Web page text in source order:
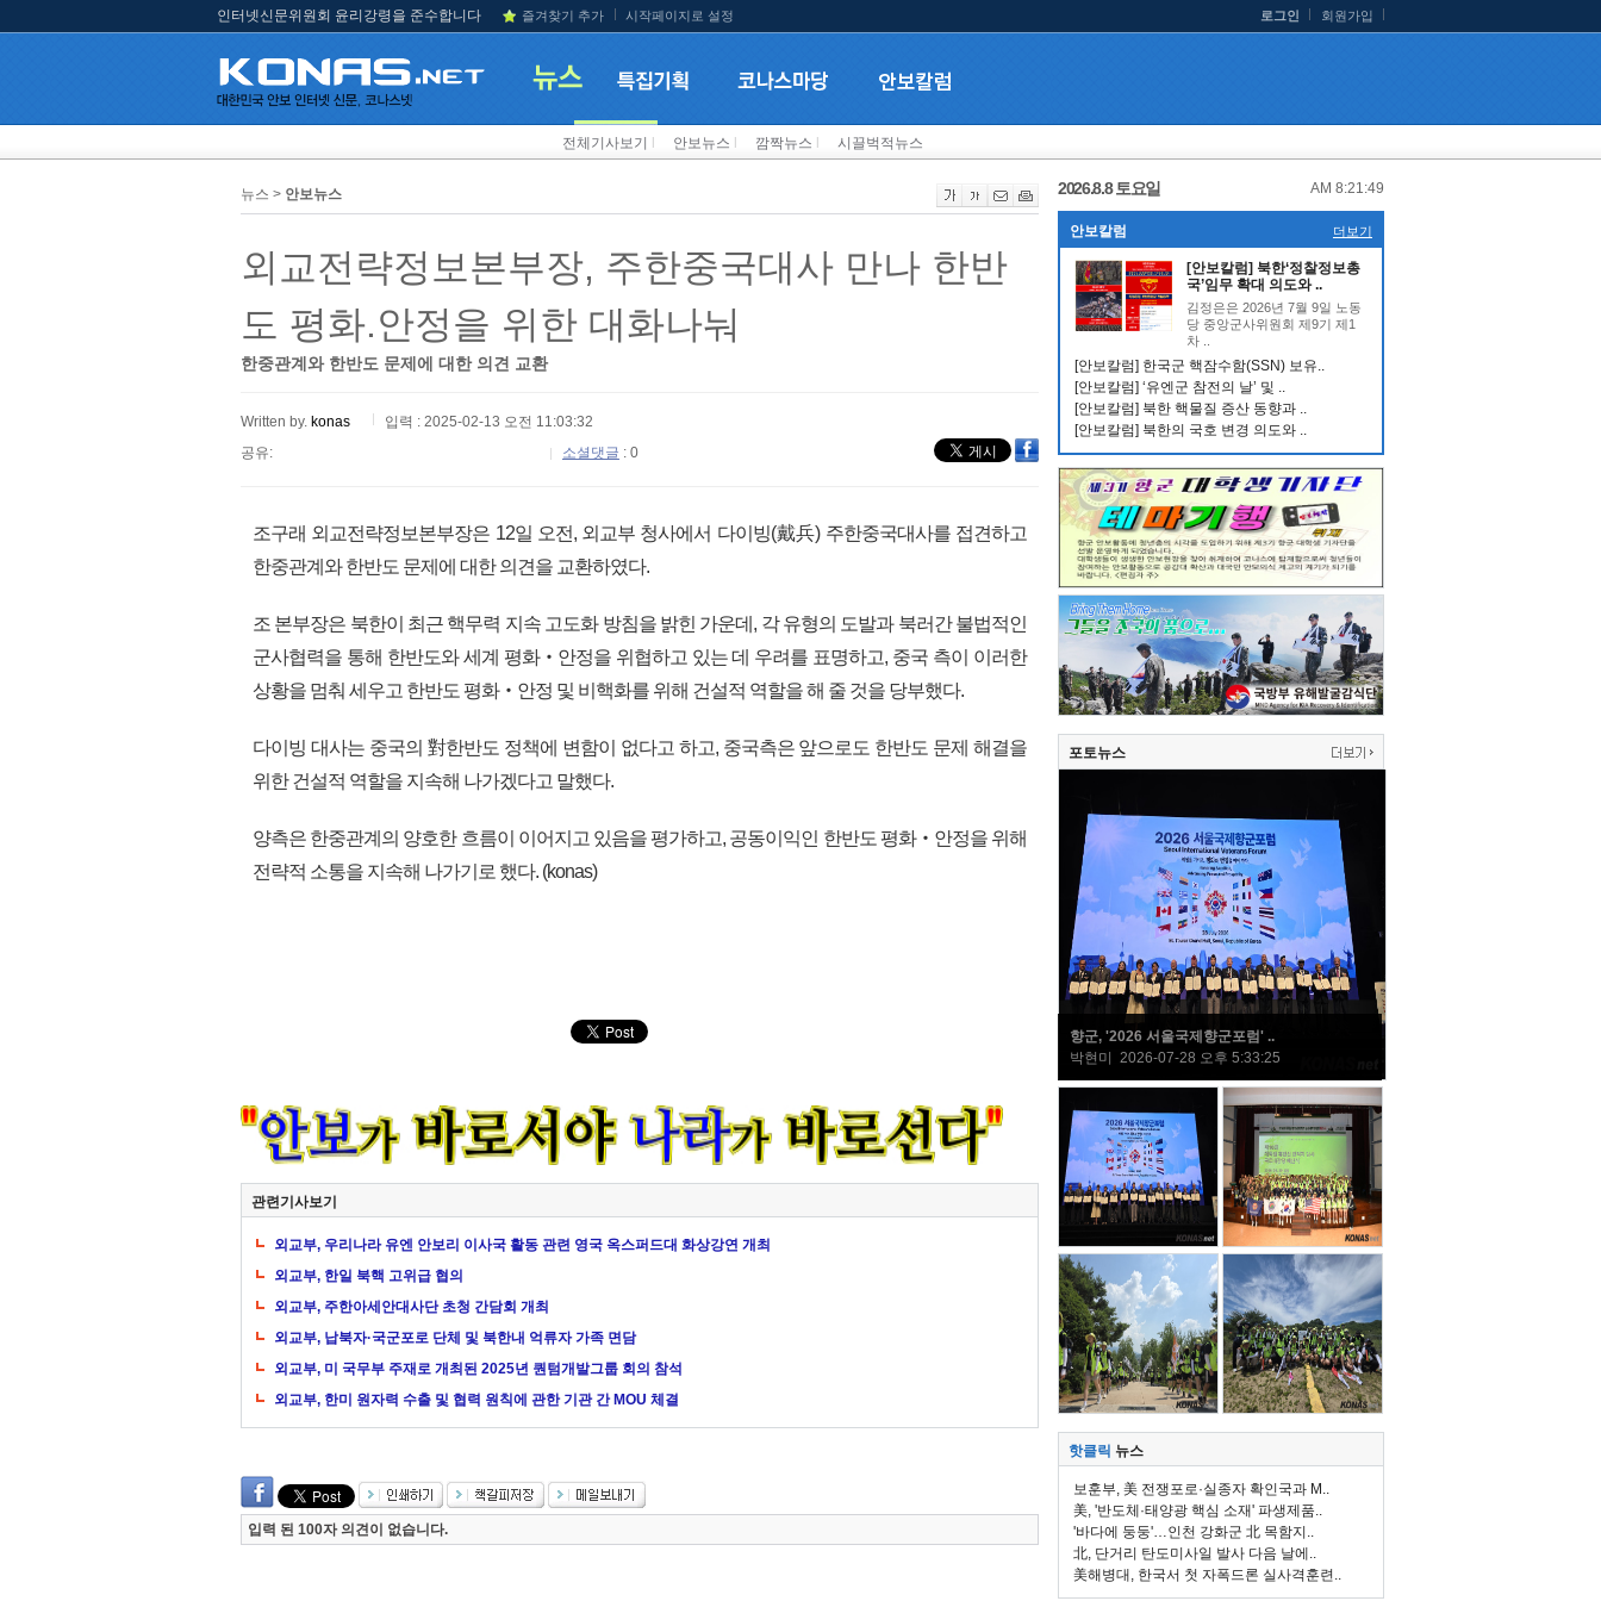
인터넷신문위원회 윤리강령을 준수합니다 즐겨찾기 추가 시작페이지로 설정 로그인 회원가입
전체기사보기 안보뉴스 깜짝뉴스 시끌벅적뉴스
뉴스 > 안보뉴스
외교전략정보본부장, 주한중국대사 만나 한반
도 평화.안정을 위한 대화나눠
한중관계와 한반도 문제에 대한 의견 교환
Written by. konas
입력 : 2025-02-13 오전 11:03:32
공유:
소셜댓글 : 0
조구래 외교전략정보본부장은 12일 오전, 외교부 청사에서 다이빙(戴兵) 주한중국대사를 접견하고
한중관계와 한반도 문제에 대한 의견을 교환하였다.
조 본부장은 북한이 최근 핵무력 지속 고도화 방침을 밝힌 가운데, 각 유형의 도발과 북러간 불법적인
군사협력을 통해 한반도와 세계 평화‧안정을 위협하고 있는 데 우려를 표명하고, 중국 측이 이러한
상황을 멈춰 세우고 한반도 평화‧안정 및 비핵화를 위해 건설적 역할을 해 줄 것을 당부했다.
다이빙 대사는 중국의 對한반도 정책에 변함이 없다고 하고, 중국측은 앞으로도 한반도 문제 해결을
위한 건설적 역할을 지속해 나가겠다고 말했다.
양측은 한중관계의 양호한 흐름이 이어지고 있음을 평가하고, 공동이익인 한반도 평화‧안정을 위해
전략적 소통을 지속해 나가기로 했다. (konas)
관련기사보기
외교부, 우리나라 유엔 안보리 이사국 활동 관련 영국 옥스퍼드대 화상강연 개최
외교부, 한일 북핵 고위급 협의
외교부, 주한아세안대사단 초청 간담회 개최
외교부, 납북자·국군포로 단체 및 북한내 억류자 가족 면담
외교부, 미 국무부 주재로 개최된 2025년 퀀텀개발그룹 회의 참석
외교부, 한미 원자력 수출 및 협력 원칙에 관한 기관 간 MOU 체결
입력 된 100자 의견이 없습니다.
2026.8.8 토요일 AM 8:21:49
안보칼럼 더보기
[안보칼럼] 북한‘정찰정보총
국’임무 확대 의도와 ..
김정은은 2026년 7월 9일 노동
당 중앙군사위원회 제9기 제1
차 ..
[안보칼럼] 한국군 핵잠수함(SSN) 보유..
[안보칼럼] ‘유엔군 참전의 날’ 및 ..
[안보칼럼] 북한 핵물질 증산 동향과 ..
[안보칼럼] 북한의 국호 변경 의도와 ..
포토뉴스
향군, '2026 서울국제향군포럼' ..
박현미 2026-07-28 오후 5:33:25
핫클릭 뉴스
보훈부, 美 전쟁포로·실종자 확인국과 M..
美, '반도체·태양광 핵심 소재' 파생제품..
'바다에 둥둥'…인천 강화군 北 목함지..
北, 단거리 탄도미사일 발사 다음 날에..
美해병대, 한국서 첫 자폭드론 실사격훈련..